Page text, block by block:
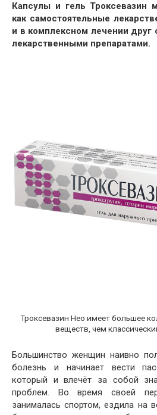
Капсулы и гель Троксевазин
как самостоятельные
и в комплексном лечении друг
лекарственными препаратами.
Троксевазин Нео имеет большее
веществ, чем
Большинство женщин наивно
болезнь и начинает вести
который и влечёт за собой
проблем. Во время своей
занималась спортом, ездила на